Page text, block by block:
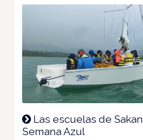
Las escuelas de
Semana Azul